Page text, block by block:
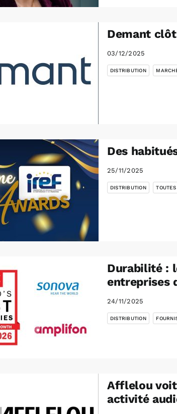
Demant
03/12/2025
DISTRIBUTION
Des
25/11/2025
DISTRIBUTION
Durabilité :
entreprises
24/11/2025
DISTRIBUTION
Afflelou voit
activité